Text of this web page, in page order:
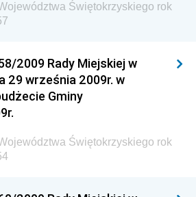
Głównego Inspektoratu Transportu
Komendy Głównej Policji
Ministra Pracy i Polityki
Ministra Transportu, Budownictwa
Świętokrzyskiego rok
2009 Rady Miejskiej w
29 września 2009r. w
Gminy
Świętokrzyskiego rok